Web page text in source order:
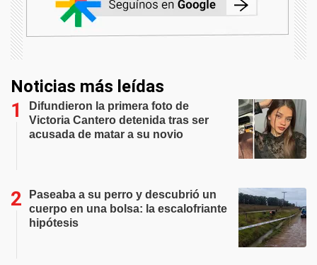
Noticias más leídas
Difundieron la primera foto de
Victoria Cantero detenida tras ser
acusada de matar a su novio
Paseaba a su perro y descubrió un
cuerpo en una bolsa: la escalofriante
hipótesis